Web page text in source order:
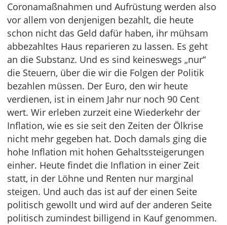
Coronamaßnahmen und Aufrüstung werden also
vor allem von denjenigen bezahlt, die heute
schon nicht das Geld dafür haben, ihr mühsam
abbezahltes Haus reparieren zu lassen. Es geht
an die Substanz. Und es sind keineswegs „nur“
die Steuern, über die wir die Folgen der Politik
bezahlen müssen. Der Euro, den wir heute
verdienen, ist in einem Jahr nur noch 90 Cent
wert. Wir erleben zurzeit eine Wiederkehr der
Inflation, wie es sie seit den Zeiten der Ölkrise
nicht mehr gegeben hat. Doch damals ging die
hohe Inflation mit hohen Gehaltssteigerungen
einher. Heute findet die Inflation in einer Zeit
statt, in der Löhne und Renten nur marginal
steigen. Und auch das ist auf der einen Seite
politisch gewollt und wird auf der anderen Seite
politisch zumindest billigend in Kauf genommen.